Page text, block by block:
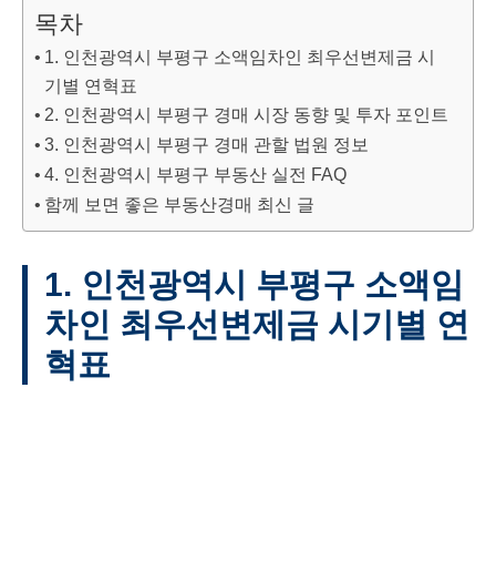
목차
1. 인천광역시 부평구 소액임차인 최우선변제금 시
기별 연혁표
2. 인천광역시 부평구 경매 시장 동향 및 투자 포인트
3. 인천광역시 부평구 경매 관할 법원 정보
4. 인천광역시 부평구 부동산 실전 FAQ
함께 보면 좋은 부동산경매 최신 글
1. 인천광역시 부평구 소액임
차인 최우선변제금 시기별 연
혁표